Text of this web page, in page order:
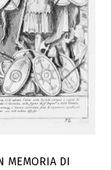
MEMORIA DI